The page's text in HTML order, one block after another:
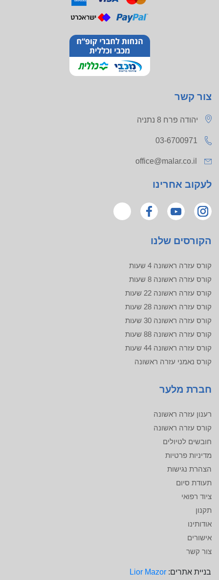
צור קשר
יהודה פרח 8 נתניה
03-6700971
office@malar.co.il
לעקוב אחרינו
הקורסים שלנו
קורס עזרה ראשונה 4 שעות
קורס עזרה ראשונה 8 שעות
קורס עזרה ראשונה 22 שעות
קורס עזרה ראשונה 28 שעות
קורס עזרה ראשונה 30 שעות
קורס עזרה ראשונה 88 שעות
קורס עזרה ראשונה 44 שעות
קורס נאמני עזרה ראשונה
חברת מלער
רענון עזרה ראשונה
קורס עזרה ראשונה
חובשים לטיולים
מדיניות פרטיות
הצהרת נגישות
תעודת סיום
ציוד רפואי
תקנון
אודותינו
אישורים
צור קשר
בניית אתרים: Lior Mazor